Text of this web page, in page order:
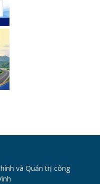
và Quản trị công